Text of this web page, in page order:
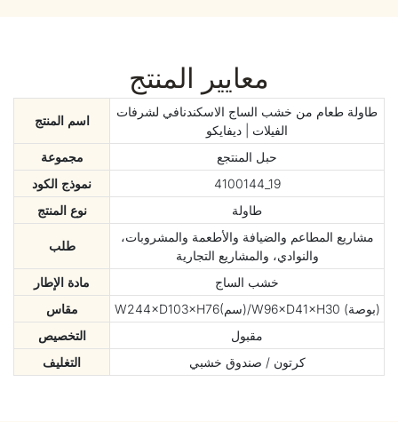
معايير المنتج
اسم المنتج
طاولة طعام من خشب الساج الاسكندنافي لشرفات
الفيلات | ديفايكو
مجموعة
حبل المنتجع
نموذج الكود
4100144_19
نوع المنتج
طاولة
طلب
مشاريع المطاعم والضيافة والأطعمة والمشروبات،
والنوادي، والمشاريع التجارية
مادة الإطار
خشب الساج
مقاس
W244×D103×H76(سم)/W96×D41×H30 (بوصة)
التخصيص
مقبول
التغليف
كرتون / صندوق خشبي